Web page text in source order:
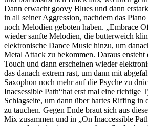
Dann erwacht goovy Blues und dann
in all seiner Aggression, nachdem das
noch Melodien geboten haben. „Embrace
wieder sanfte Melodien, die butterweich
elektronische Dance Music hinzu, um
Metal Attack zu bekommen. Daraus ensteht
Touch und dann erscheinen wieder
das danach extrem rast, um dann mit
Saxophon noch mehr auf die Psyche zu
Inacsessible Path“hat erst mal eine richtige
Schlagseite, um dann über hartes Riffing in
zu tauchen. Gegen Ende braut sich aus
Mix zusammen und in „On Inaccessible